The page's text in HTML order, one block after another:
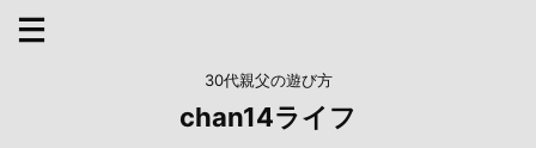
30代親父の遊び方
chan14ライフ